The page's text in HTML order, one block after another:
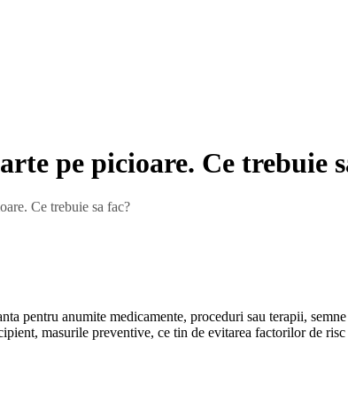
pe picioare. Ce trebuie
Ce trebuie sa fac?
pentru anumite medicamente, proceduri sau terapii,
masurile preventive, ce tin de evitarea factorilor de